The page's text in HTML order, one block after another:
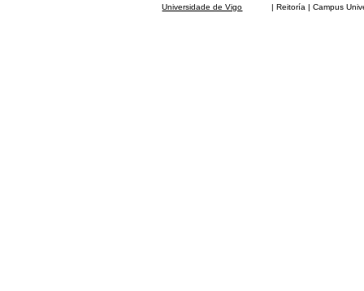
Universidade de Vigo | Reitoría | Campus